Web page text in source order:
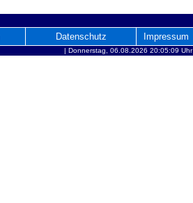
Datenschutz Impressum
| Donnerstag, 06.08.2026 20:05:09 Uhr